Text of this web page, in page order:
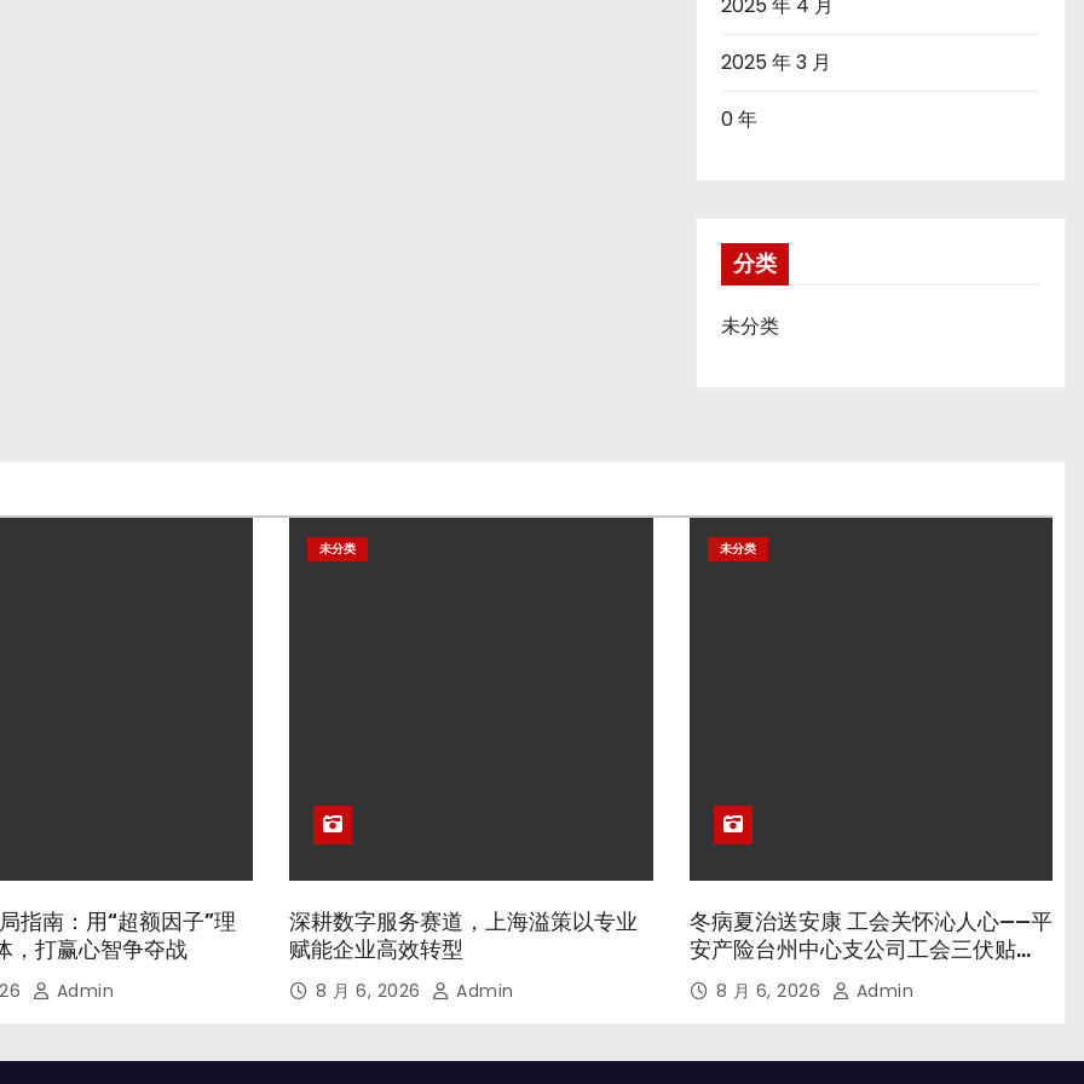
2025 年 3 月
0 年
分类
未分类
指南：用“超额因子”理
，打赢心智争夺战
Admin
未分类
深耕数字服务赛道，上海溢策以专业
赋能企业高效转型
8 月 6, 2026 Admin
未分类
冬病夏治送安康 工会关怀沁人心——平
安产险台州中心支公司工会三伏贴养
生专场暖心开诊
8 月 6, 2026 Admin